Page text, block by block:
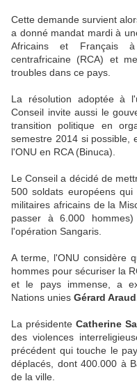
Cette demande survient
a donné mandat mardi à
Africains et Français
centrafricaine (RCA) et
troubles dans ce pays.
La résolution adoptée à
Conseil invite aussi le
transition politique en
semestre 2014 si possible,
l'ONU en RCA (Binuca).
Le Conseil a décidé de
500 soldats européens
militaires africains de la
passer à 6.000
l'opération Sangaris.
A terme, l'ONU considère
hommes pour sécuriser la
et le pays immense, a
Nations unies Gérard
La présidente Catherine
des violences
précédent qui touche le
déplacés, dont 400.000 à
de la ville.